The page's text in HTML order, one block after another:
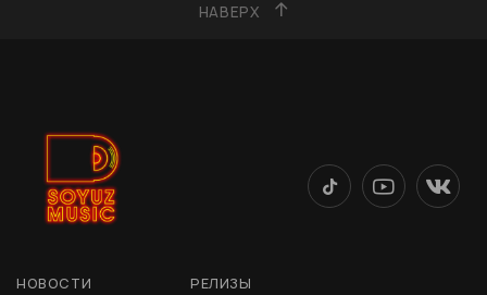
НАВЕРХ
НОВОСТИ
РЕЛИЗЫ